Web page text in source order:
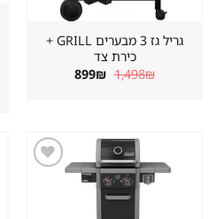
גריל גז 3 מבערים GRILL +
כירת צד
1,498 המחיר
המקורי
899 ₪ המחיר
הנוכחי